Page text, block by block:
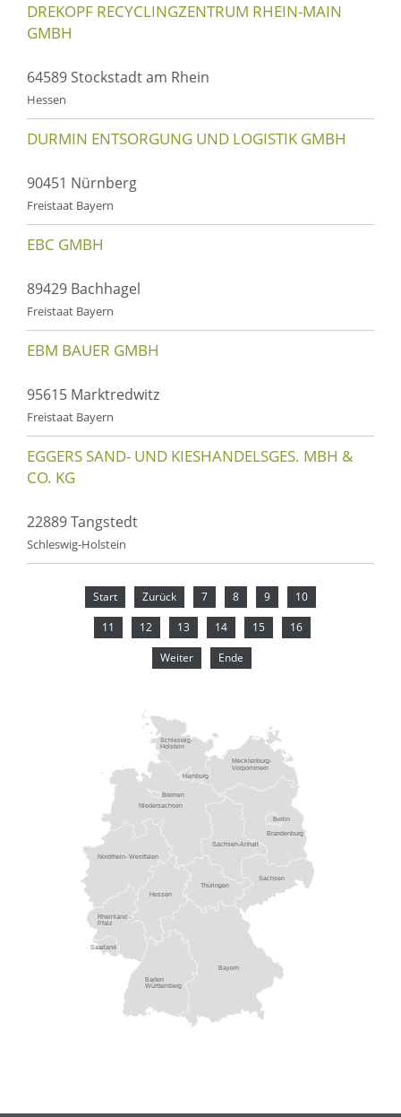
DREKOPF RECYCLINGZENTRUM RHEIN-MAIN
GMBH
64589 Stockstadt am Rhein
Hessen
DURMIN ENTSORGUNG UND LOGISTIK GMBH
90451 Nürnberg
Freistaat Bayern
EBC GMBH
89429 Bachhagel
Freistaat Bayern
EBM BAUER GMBH
95615 Marktredwitz
Freistaat Bayern
EGGERS SAND- UND KIESHANDELSGES. MBH &
CO. KG
22889 Tangstedt
Schleswig-Holstein
Start Zurück 7 8 9 10
11 12 13 14 15 16
Weiter Ende
Baden
Württemberg
Bayern
Brandenburg
Hessen
Mecklenburg-
Vorpommern
Niedersachsen
Nordrhein- Westfalen
Rheinland -
Pfalz
Sachsen
Sachsen-Anhalt
Schleswig-
Holstein
Thüringen
Berlin
Bremen
Hamburg
Saarland